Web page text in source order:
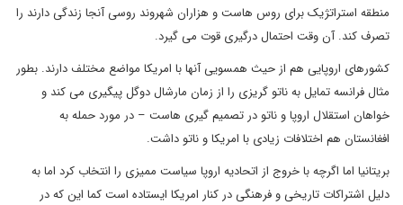
منطقه استراتژیک برای روس هاست و هزاران شهروند روسی آنجا زندگی دارند را
تصرف کند. آن وقت احتمال درگیری قوت می گیرد.
کشورهای اروپایی هم از حیث همسویی آنها با امریکا مواضع مختلف دارند. بطور
مثال فرانسه تمایل به ناتو گریزی را از زمان مارشال دوگل پیگیری می کند و
خواهان استقلال اروپا و ناتو در تصمیم گیری هاست – در مورد حمله به
افغانستان هم اختلافات زیادی با امریکا و ناتو داشت.
بریتانیا اما اگرچه با خروج از اتحادیه اروپا سیاست ممیزی را انتخاب کرد اما به
دلیل اشتراکات تاریخی و فرهنگی در کنار امریکا ایستاده است کما این که در